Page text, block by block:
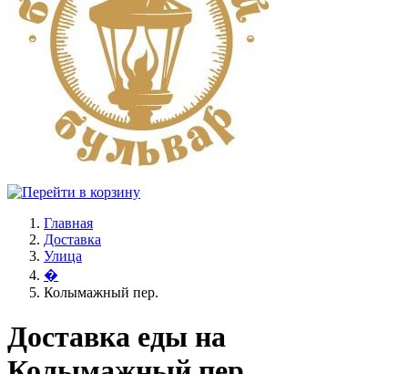
Главная
Доставка
Улица
�
Колымажный пер.
Доставка еды на